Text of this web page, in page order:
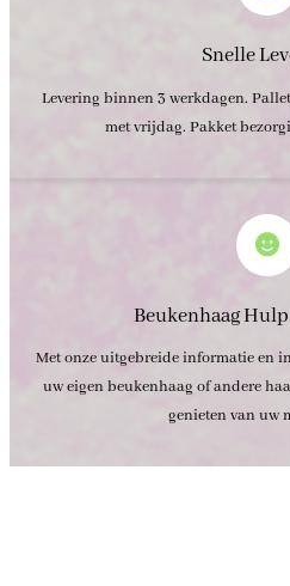
Snelle
Levering binnen 3 werkdagen.
met vrijdag. Pakket
Beukenhaag
Met onze uitgebreide informatie en
uw eigen beukenhaag of andere
genieten van uw